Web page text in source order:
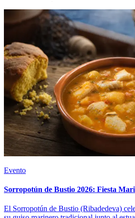
Evento
Sorropotún de Bustio 2026: Fiesta
El Sorropotún de Bustio (Ribadedeva)